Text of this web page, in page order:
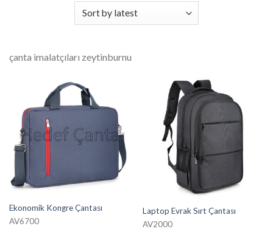
çanta imalatçıları zeytinburnu
Ekonomik Kongre Çantası
AV6700
Laptop Evrak Sırt Çantası
AV2000